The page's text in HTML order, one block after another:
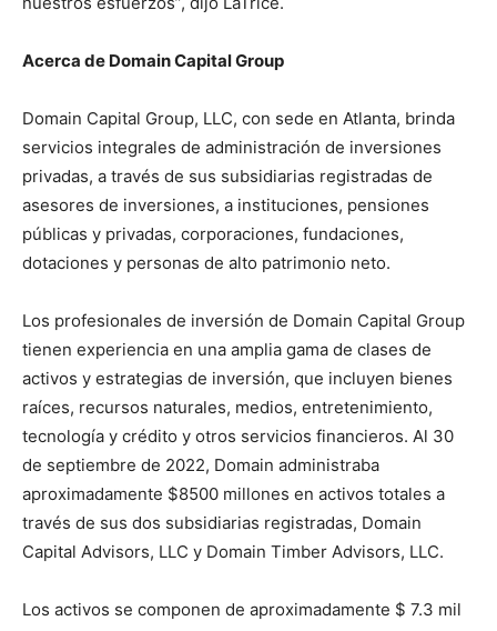
Acerca de Domain Capital Group
Domain Capital Group, LLC, con sede en Atlanta, brinda
servicios integrales de administración de inversiones
privadas, a través de sus subsidiarias registradas de
asesores de inversiones, a instituciones, pensiones
públicas y privadas, corporaciones, fundaciones,
dotaciones y personas de alto patrimonio neto.
Los profesionales de inversión de Domain Capital Group
tienen experiencia en una amplia gama de clases de
activos y estrategias de inversión, que incluyen bienes
raíces, recursos naturales, medios, entretenimiento,
tecnología y crédito y otros servicios financieros. Al 30
de septiembre de 2022, Domain administraba
aproximadamente $8500 millones en activos totales a
través de sus dos subsidiarias registradas, Domain
Capital Advisors, LLC y Domain Timber Advisors, LLC.
Los activos se componen de aproximadamente $ 7.3 mil